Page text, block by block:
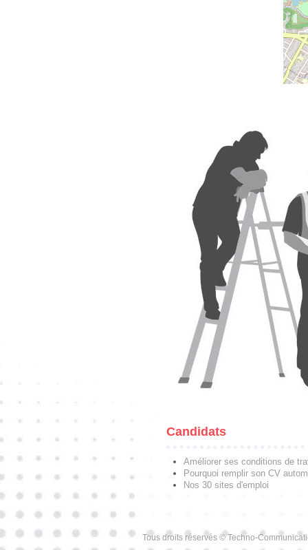
Candidats
Améliorer ses conditions de
Pourquoi remplir son CV
Nos 30 sites d'emploi
Tous droits réservés © Techno-